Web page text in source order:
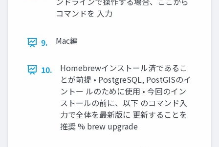
コマンドを 入力
9. Mac編
10.
Homebrewインストール済であるこ
とが前提 • PostgreSQL, PostGISのイ
ントー ルのために使用 • 今回のイン
ストールの前に、以下 のコマンド入
力で全体を最新版に 更新することを
推奨 % brew upgrade